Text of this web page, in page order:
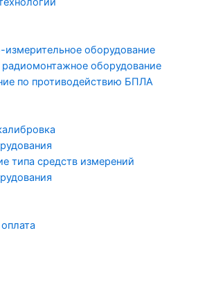
измерительное оборудование
оборудование
по противодействию БПЛА
типа средств измерений